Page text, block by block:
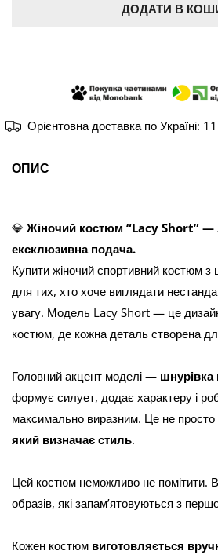
ДОДАТИ В
Орієнтовна доставка по Україні:
ОПИС
💎 Жіночий костюм “Lacy Short” —
ексклюзивна подача.
Купити жіночий спортивний костюм
для тих, хто хоче виглядати
увагу. Модель Lacy Short — це
костюм, де кожна деталь створена
Головний акцент моделі — шнурівка
формує силует, додає характеру і
максимально виразним. Це не
який визначає стиль.
Цей костюм неможливо не помітити.
образів, які запам’ятовуються з
Кожен костюм виготовляється